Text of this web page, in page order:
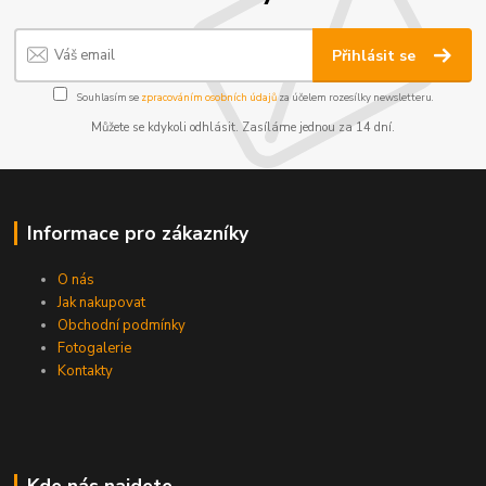
Přihlásit se
Souhlasím se zpracováním osobních údajůza účelem rozesílky newsletteru.
Můžete se kdykoli odhlásit. Zasíláme jednou za 14 dní.
Informace pro zákazníky
O nás
Jak nakupovat
Obchodní podmínky
Fotogalerie
Kontakty